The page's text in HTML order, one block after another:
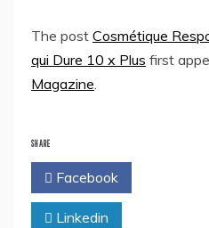
The post Cosmétique
qui Dure 10 x Plus first
Magazine.
SHARE
Facebook
Linkedin